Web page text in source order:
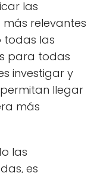
las
relevantes
todas las
para todas
investigar y
llegar
más
las
es